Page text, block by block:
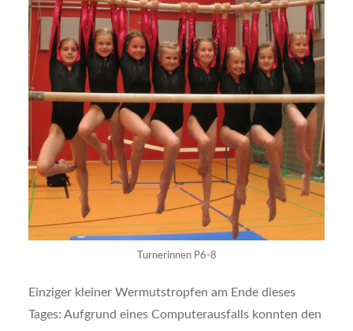
Turnerinnen P6-8
Einziger kleiner Wermutstropfen am Ende dieses
Tages: Aufgrund eines Computerausfalls konnten den